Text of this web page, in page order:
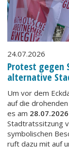
24.07.2026
Protest gegen
alternative
Um vor dem
auf die
es am
Stadtratssitzung
symbolischen
ruft dazu mit auf